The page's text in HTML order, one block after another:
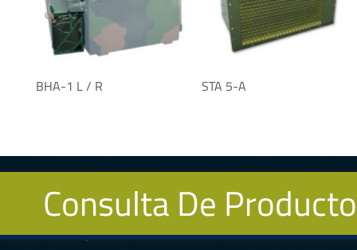
BHA-1 L / R STA 5-A
Consulta De